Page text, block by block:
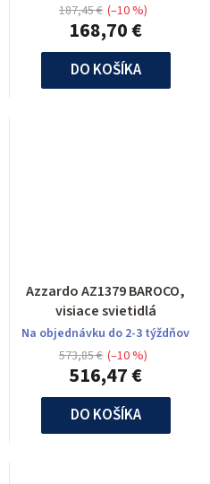
168,70 €
187,45 € (–10 %)
DO KOŠÍKA
Azzardo AZ1379 BAROCO,
visiace svietidlá
Na objednávku do 2-3 týždňov
516,47 €
573,85 € (–10 %)
DO KOŠÍKA